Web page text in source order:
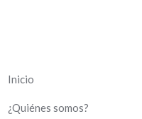
Inicio
¿Quiénes somos?